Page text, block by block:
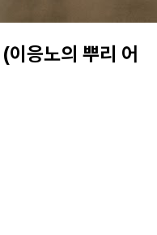
응노의 뿌리 어